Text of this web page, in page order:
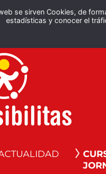
se sirven Cookies, de
estadísticas y conocer el